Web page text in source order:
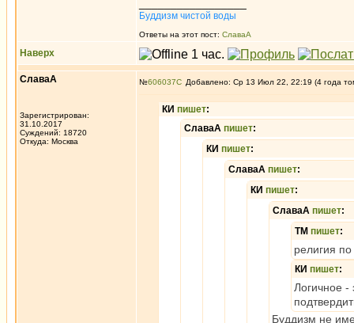
Буддизм чистой воды
Ответы на этот пост: СлаваА
Наверх
СлаваА
Зарегистрирован:
31.10.2017
Суждений: 18720
Откуда: Москва
№606037 Добавлено: Ср 13 Июл 22, 22:19 (4 года
КИ пишет:
СлаваА пишет:
КИ пишет:
СлаваА пишет:
КИ пишет:
СлаваА пишет:
ТМ пишет:
религия
КИ пишет:
Логичное
Буддизм не